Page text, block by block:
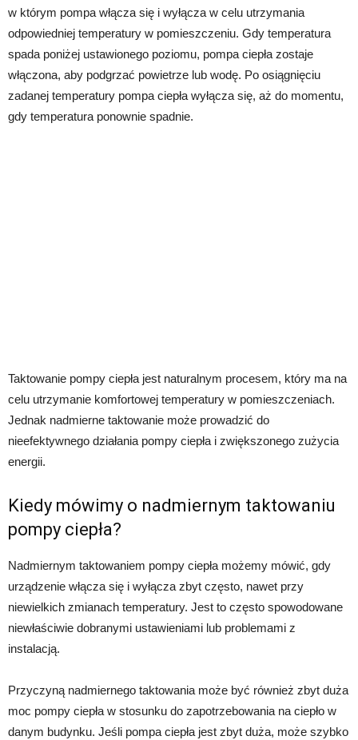
w którym pompa włącza się i wyłącza w celu utrzymania
odpowiedniej temperatury w pomieszczeniu. Gdy temperatura
spada poniżej ustawionego poziomu, pompa ciepła zostaje
włączona, aby podgrzać powietrze lub wodę. Po osiągnięciu
zadanej temperatury pompa ciepła wyłącza się, aż do momentu,
gdy temperatura ponownie spadnie.
Taktowanie pompy ciepła jest naturalnym procesem, który ma na
celu utrzymanie komfortowej temperatury w pomieszczeniach.
Jednak nadmierne taktowanie może prowadzić do
nieefektywnego działania pompy ciepła i zwiększonego zużycia
energii.
Kiedy mówimy o nadmiernym taktowaniu
pompy ciepła?
Nadmiernym taktowaniem pompy ciepła możemy mówić, gdy
urządzenie włącza się i wyłącza zbyt często, nawet przy
niewielkich zmianach temperatury. Jest to często spowodowane
niewłaściwie dobranymi ustawieniami lub problemami z
instalacją.
Przyczyną nadmiernego taktowania może być również zbyt duża
moc pompy ciepła w stosunku do zapotrzebowania na ciepło w
danym budynku. Jeśli pompa ciepła jest zbyt duża, może szybko